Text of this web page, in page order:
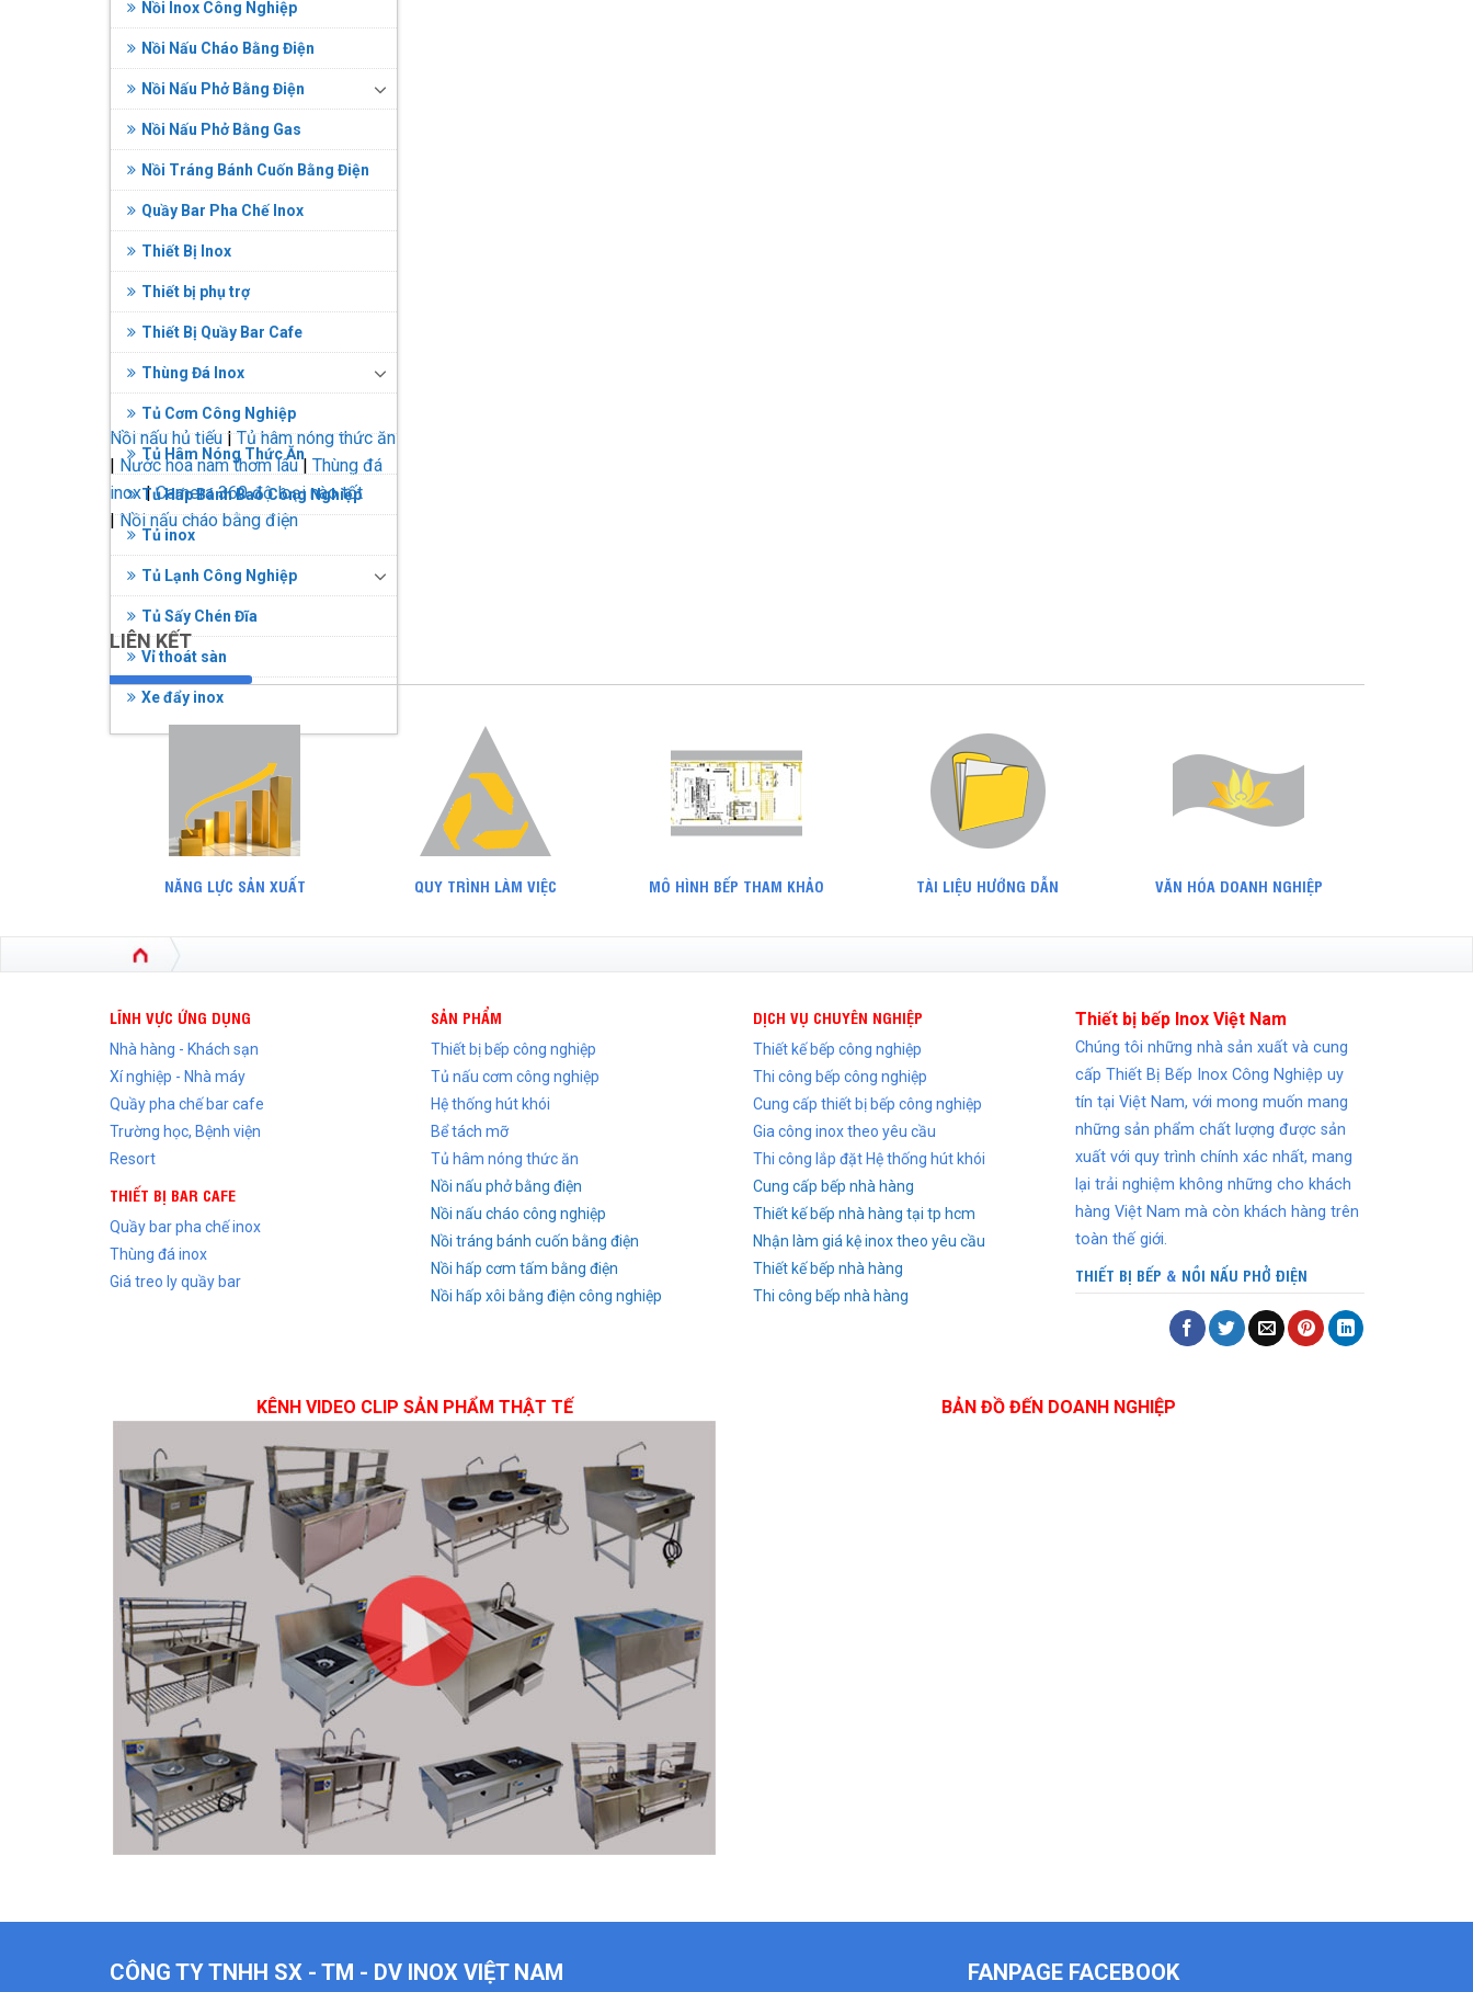
Nồi Inox Công Nghiệp
Nồi Nấu Cháo Bằng Điện
Nồi Nấu Phở Bằng Điện
Nồi Nấu Phở Bằng Gas
Nồi Tráng Bánh Cuốn Bằng Điện
Quầy Bar Pha Chế Inox
Thiết Bị Inox
Thiết bị phụ trợ
Thiết Bị Quầy Bar Cafe
Thùng Đá Inox
Tủ Cơm Công Nghiệp
Tủ Hâm Nóng Thức Ăn
Tủ Hấp Bánh Bao Công Nghiệp
Tủ inox
Tủ Lạnh Công Nghiệp
Tủ Sấy Chén Đĩa
Vỉ thoát sàn
Xe đẩy inox
Nồi nấu hủ tiếu|Tủ hâm nóng thức ăn
| Nước hoa nam thơm lâu| Thùng đá
inox|Camera 360 độ loại nào tốt
|Nồi nấu cháo bằng điện
LIÊN KẾT
NĂNG LỰC SẢN XUẤT QUY TRÌNH LÀM VIỆC MÔ HÌNH BẾP THAM KHẢO TÀI LIỆU HƯỚNG DẪN VĂN HÓA DOANH NGHIỆP
LĨNH VỰC ỨNG DỤNG
Nhà hàng - Khách sạn
Xí nghiệp - Nhà máy
Quầy pha chế bar cafe
Trường học, Bệnh viện
Resort
THIẾT BỊ BAR CAFE
Quầy bar pha chế inox
Thùng đá inox
Giá treo ly quầy bar
SẢN PHẨM
Thiết bị bếp công nghiệp
Tủ nấu cơm công nghiệp
Hệ thống hút khói
Bể tách mỡ
Tủ hâm nóng thức ăn
Nồi nấu phở bằng điện
Nồi nấu cháo công nghiệp
Nồi tráng bánh cuốn bằng điện
Nồi hấp cơm tấm bằng điện
Nồi hấp xôi bằng điện công nghiệp
DỊCH VỤ CHUYÊN NGHIỆP
Thiết kế bếp công nghiệp
Thi công bếp công nghiệp
Cung cấp thiết bị bếp công nghiệp
Gia công inox theo yêu cầu
Thi công lắp đặt Hệ thống hút khói
Cung cấp bếp nhà hàng
Thiết kế bếp nhà hàng tại tp hcm
Nhận làm giá kệ inox theo yêu cầu
Thiết kế bếp nhà hàng
Thi công bếp nhà hàng
Thiết bị bếp Inox Việt Nam
Chúng tôi những nhà sản xuất và cung
cấp Thiết Bị Bếp Inox Công Nghiệp uy
tín tại Việt Nam, với mong muốn mang
những sản phẩm chất lượng được sản
xuất với quy trình chính xác nhất, mang
lại trải nghiệm không những cho khách
hàng Việt Nam mà còn khách hàng trên
toàn thế giới.
THIẾT BỊ BẾP & NỒI NẤU PHỞ ĐIỆN
KÊNH VIDEO CLIP SẢN PHẨM THẬT TẾ BẢN ĐỒ ĐẾN DOANH NGHIỆP
CÔNG TY TNHH SX - TM - DV INOX VIỆT NAM FANPAGE FACEBOOK